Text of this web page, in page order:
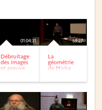
01:04:31
Débruitage
des images
et preuve
59:27
La
géométrie
de Misha